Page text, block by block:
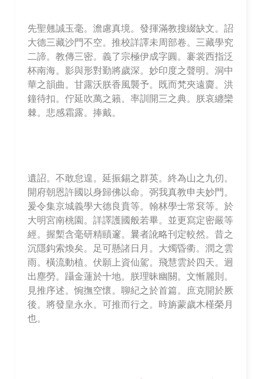
先聖翹誠玉毫。澹慮真境。發揮滿教搜綴缺文。詔
大德三藏沙門不空。推校詳譯未周部卷。三藏學究
二諦。教傳三密。義了宗極伊成字圓。褰裳西指泛
杯南海。影與形對勤將歲深。妙印度之聲明。洞中
華之韻曲。甘露沃朕香風襲予。既而梵夾遠齎。洪
鐘待扣。佇延吹萬之籟。率訓開三之典。朕哀纏欒
棘。悲感霜露。捧戴。
遺詔。不敢怠遑。延振錫之群英。終為山之九仞。
開府朝恩許國以身歸佛以命。弼我真教申夫妙門。
爰令集京城義學大德良賁等。翰林學士常袞等。於
大明宮南桃園。詳譯護國般若畢。並更寫定密嚴等
經。握槧含毫研精賾邃。曩者訛略刊定較然。昔之
沉隱鈎索煥矣。足可懸諸日月。大燭昏衢。潤之雲
雨。橫流動植。伏願上資仙駕。飛慧雲於四天。迥
出塵勞。躡金蓮於十地。朕理昧幽關。文慚麗則。
見推序述。惋撫空懷。聊紀之於首篇。庶克開於厥
後。將發皇永永。可推而行之。時旃蒙歲木槿榮月
也。